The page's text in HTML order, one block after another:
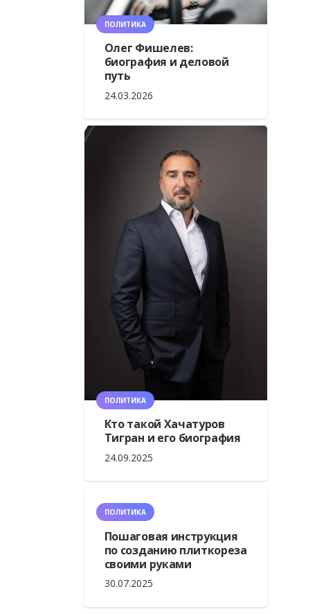
ПОЛИТИКА
Олег Фишелев:
биография и деловой
путь
24.03.2026
ПОЛИТИКА
Кто такой Хачатуров
Тигран и его биография
24.09.2025
ПОЛИТИКА
Пошаговая инструкция
по созданию плиткореза
своими руками
30.07.2025